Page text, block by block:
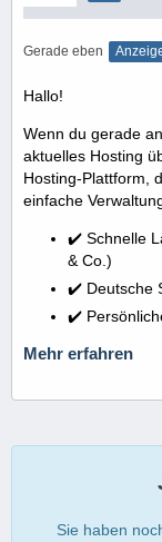
Gerade eben
Hallo!
Wenn du gerade
aktuelles Hosting
Hosting-Plattform,
einfache
✔️ Schnelle
& Co.)
✔️ Deutsche
✔️
Mehr erfahren
Sie haben